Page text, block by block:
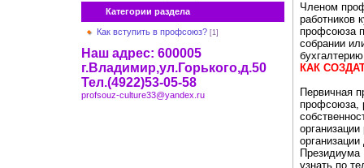
Категории раздела
Как вступить в профсоюз? [1]
Наш адрес: 600005
г.Владимир,ул.Горького,д.50
Тел.(4922)53-05-58
profsouz-culture33@yandex.ru
Членом
работников
профсоюза
собрании
КАК
Первичная
профсоюза,
узнать по